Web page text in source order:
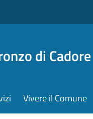
di Cadore
Vivere il Comune